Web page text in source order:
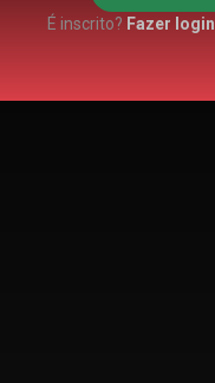
É inscrito? Fazer login